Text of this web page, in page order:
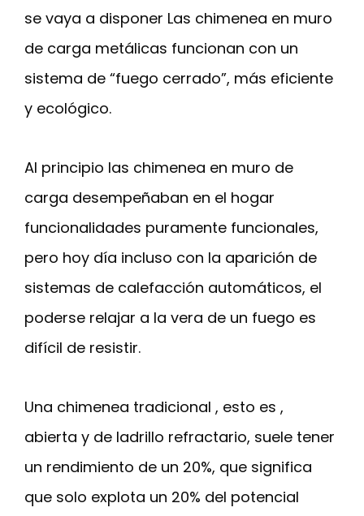
se vaya a disponer Las chimenea en muro
de carga metálicas funcionan con un
sistema de “fuego cerrado”, más eficiente
y ecológico.
Al principio las chimenea en muro de
carga desempeñaban en el hogar
funcionalidades puramente funcionales,
pero hoy día incluso con la aparición de
sistemas de calefacción automáticos, el
poderse relajar a la vera de un fuego es
difícil de resistir.
Una chimenea tradicional , esto es ,
abierta y de ladrillo refractario, suele tener
un rendimiento de un 20%, que significa
que solo explota un 20% del potencial